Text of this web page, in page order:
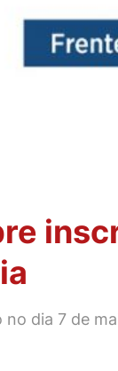
no dia 7 de